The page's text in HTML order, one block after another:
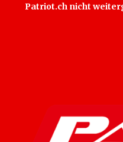
Patriot.ch nicht